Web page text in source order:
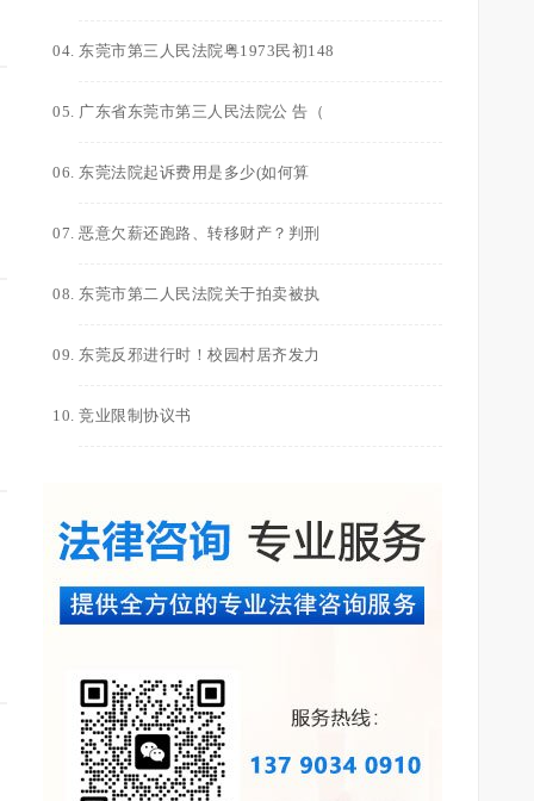
东莞市第三人民法院粤1973民初148
广东省东莞市第三人民法院公 告（
东莞法院起诉费用是多少(如何算
恶意欠薪还跑路、转移财产？判刑
东莞市第二人民法院关于拍卖被执
东莞反邪进行时！校园村居齐发力
竞业限制协议书